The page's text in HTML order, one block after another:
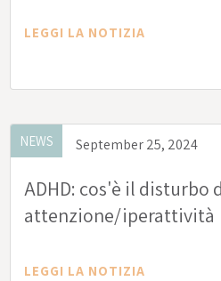
LEGGI LA NOTIZIA
NEWS September 25, 2024
ADHD: cos'è il disturbo
attenzione/iperattività
LEGGI LA NOTIZIA